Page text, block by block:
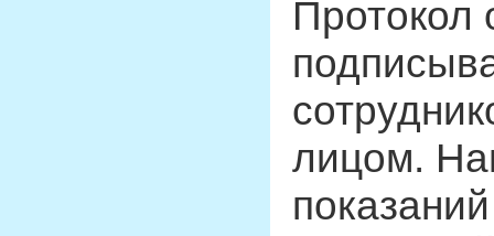
Протокол
лицом.